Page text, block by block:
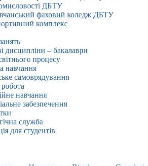
ДБТУ
фаховий коледж ДБТУ
комплекс
дисципліни – бакалаври
процесу
навчання
самоврядування
навчання
забезпечення
служба
для студентів